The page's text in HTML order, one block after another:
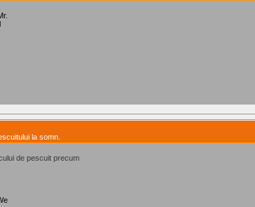
la somn.
de pescuit precum